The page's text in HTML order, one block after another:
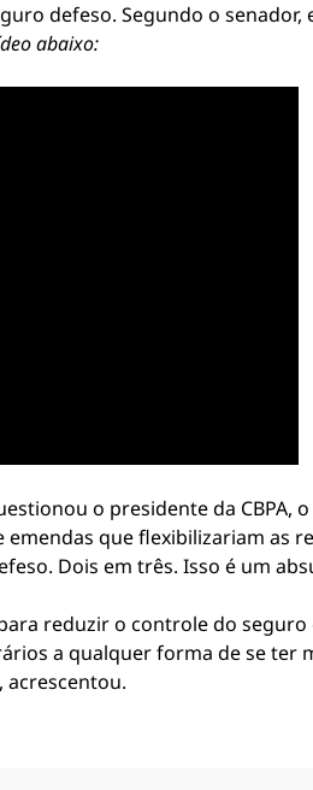
defeso. Segundo o senador,
abaixo:
o presidente da CBPA,
que flexibilizariam as
Dois em três. Isso é um
reduzir o controle do seguro
a qualquer forma de se
acrescentou.